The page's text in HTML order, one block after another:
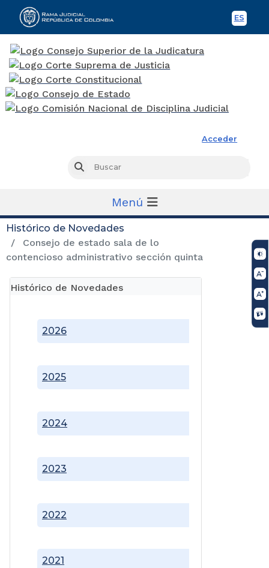
ES
Acceder
Buscar
Menú
Histórico de Novedades
Consejo de estado sala de lo
contencioso administrativo sección quinta
Histórico de Novedades
2021
2022
2023
2024
2025
2026